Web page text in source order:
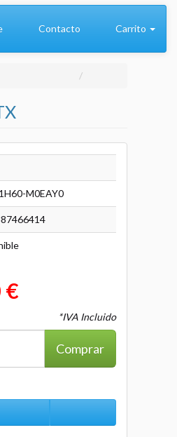
Contacto Carrito
M0EAY0
€
*IVA Incluido
Comprar